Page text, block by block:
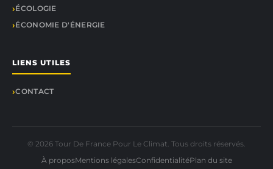
ÉCOLOGIE
ÉCONOMIE D'ÉNERGIE
LIENS UTILES
CONTACT
© 2026 Tour De France Pour Le Climat. Tous droits réservés.
À proposMentions légalesConfidentialitéPlan du site